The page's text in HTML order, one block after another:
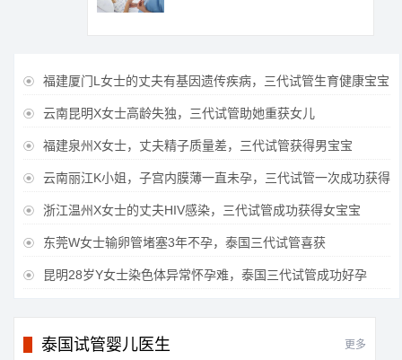
 福建厦门L女士的丈夫有基因遗传疾病，三代试管生育健康宝宝
 云南昆明X女士高龄失独，三代试管助她重获女儿
 福建泉州X女士，丈夫精子质量差，三代试管获得男宝宝
 云南丽江K小姐，子宫内膜薄一直未孕，三代试管一次成功获得
 浙江温州X女士的丈夫HIV感染，三代试管成功获得女宝宝
 东莞W女士输卵管堵塞3年不孕，泰国三代试管喜获
 昆明28岁Y女士染色体异常怀孕难，泰国三代试管成功好孕
泰国试管婴儿医生 更多